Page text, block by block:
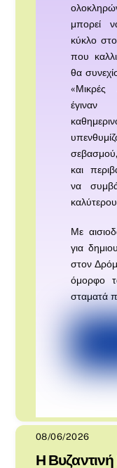
μπορεί
κύκλο
που
θα
«Μικρές
και
να
Με
για
στον
όμορφο
σταματά
08/06/2026
Η